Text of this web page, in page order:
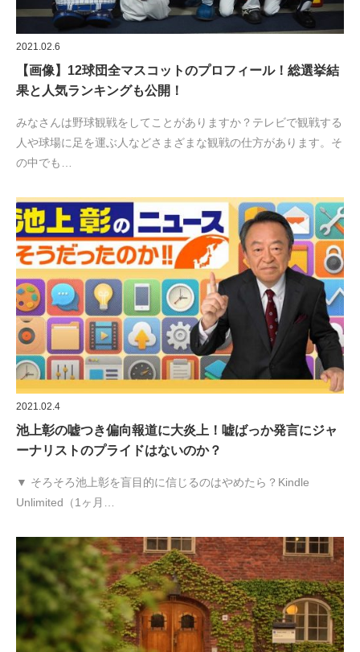
2021.02.6
【画像】12球団全マスコットのプロフィール！総選挙結
果と人気ランキングも公開！
みなさんは野球観戦をしてことがありますか？テレビで観戦する
人や球場に足を運ぶ人などさまざまな観戦の仕方があります。そ
の中でも…
2021.02.4
池上彰の嘘つき偏向報道に大炎上！嘘ばっか発言にジャ
ーナリストのプライドはないのか？
▼ そろそろ池上彰を盲目的に信じるのはやめたら？Kindle
Unlimited（1ヶ月…